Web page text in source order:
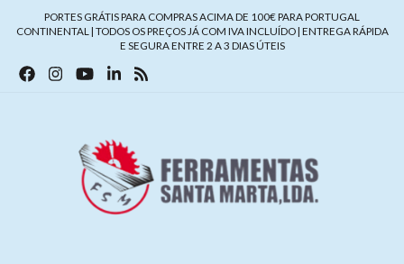
PORTES GRÁTIS PARA COMPRAS ACIMA DE 100€ PARA PORTUGAL
CONTINENTAL | TODOS OS PREÇOS JÁ COM IVA INCLUÍDO | ENTREGA RÁPIDA
E SEGURA ENTRE 2 A 3 DIAS ÚTEIS